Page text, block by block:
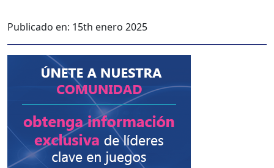
Publicado en: 15th enero 2025